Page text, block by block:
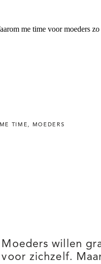
ME TIME, MOEDERS
Moeders willen
voor zichzelf.